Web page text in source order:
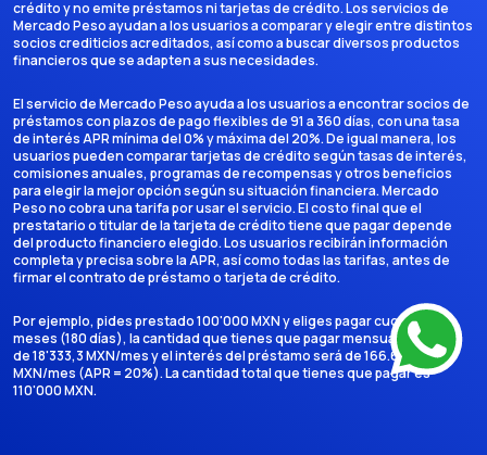
crédito y no emite préstamos ni tarjetas de crédito. Los servicios de
Mercado Peso ayudan a los usuarios a comparar y elegir entre distintos
socios crediticios acreditados, así como a buscar diversos productos
financieros que se adapten a sus necesidades.
El servicio de Mercado Peso ayuda a los usuarios a encontrar socios de
préstamos con plazos de pago flexibles de 91 a 360 días, con una tasa
de interés APR mínima del 0% y máxima del 20%. De igual manera, los
usuarios pueden comparar tarjetas de crédito según tasas de interés,
comisiones anuales, programas de recompensas y otros beneficios
para elegir la mejor opción según su situación financiera. Mercado
Peso no cobra una tarifa por usar el servicio. El costo final que el
prestatario o titular de la tarjeta de crédito tiene que pagar depende
del producto financiero elegido. Los usuarios recibirán información
completa y precisa sobre la APR, así como todas las tarifas, antes de
firmar el contrato de préstamo o tarjeta de crédito.
Por ejemplo, pides prestado 100'000 MXN y eliges pagar cuotas en 6
meses (180 días), la cantidad que tienes que pagar mensualmente es
de 18'333,3 MXN/mes y el interés del préstamo será de 166.666,7
MXN/mes (APR = 20%). La cantidad total que tienes que pagar es
110'000 MXN.